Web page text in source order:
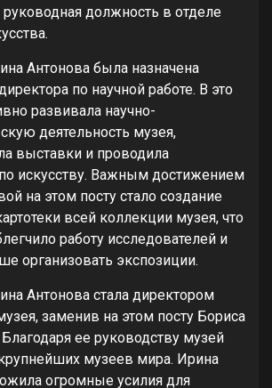
должность в отделе
Антонова была назначена
по научной работе. В это
развивала научно-
деятельность музея,
выставки и проводила
искусству. Важным достижением
на этом посту стало создание
всей коллекции музея, что
работу исследователей и
организовать экспозиции.
Антонова стала директором
заменив на этом посту Бориса
ее руководству музей
музеев мира. Ирина
огромные усилия для